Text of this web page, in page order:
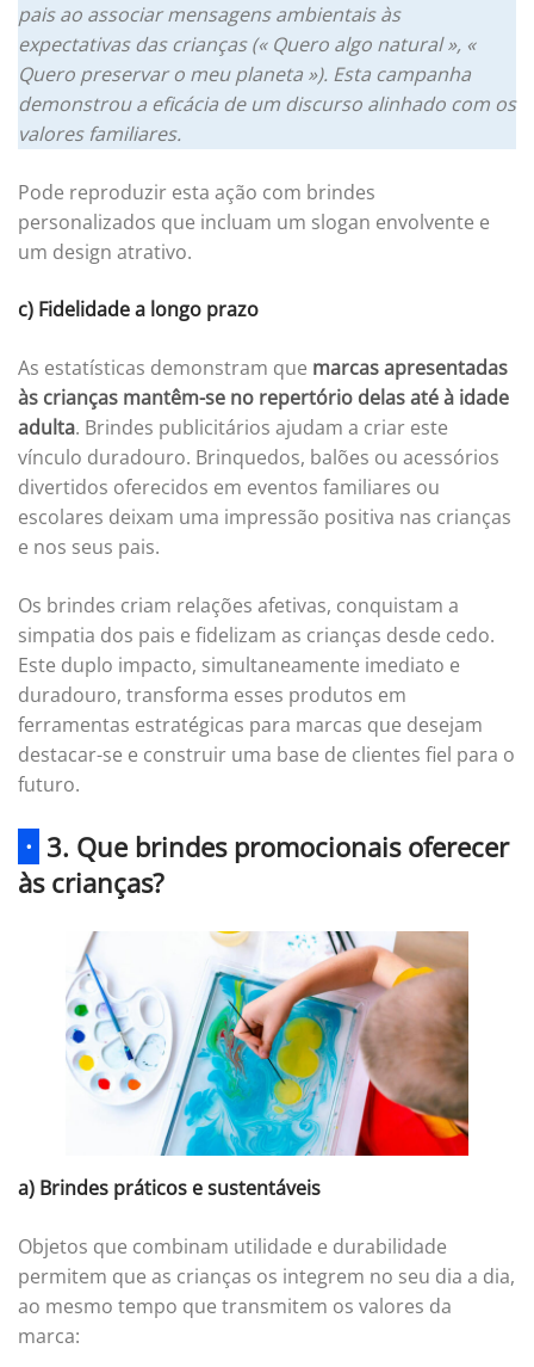
pais ao associar mensagens ambientais às
expectativas das crianças (« Quero algo natural », «
Quero preservar o meu planeta »). Esta campanha
demonstrou a eficácia de um discurso alinhado com os
valores familiares.
Pode reproduzir esta ação com brindes
personalizados que incluam um slogan envolvente e
um design atrativo.
c) Fidelidade a longo prazo
As estatísticas demonstram que marcas apresentadas
às crianças mantêm-se no repertório delas até à idade
adulta. Brindes publicitários ajudam a criar este
vínculo duradouro. Brinquedos, balões ou acessórios
divertidos oferecidos em eventos familiares ou
escolares deixam uma impressão positiva nas crianças
e nos seus pais.
Os brindes criam relações afetivas, conquistam a
simpatia dos pais e fidelizam as crianças desde cedo.
Este duplo impacto, simultaneamente imediato e
duradouro, transforma esses produtos em
ferramentas estratégicas para marcas que desejam
destacar-se e construir uma base de clientes fiel para o
futuro.
· 3. Que brindes promocionais oferecer
às crianças?
a) Brindes práticos e sustentáveis
Objetos que combinam utilidade e durabilidade
permitem que as crianças os integrem no seu dia a dia,
ao mesmo tempo que transmitem os valores da
marca: